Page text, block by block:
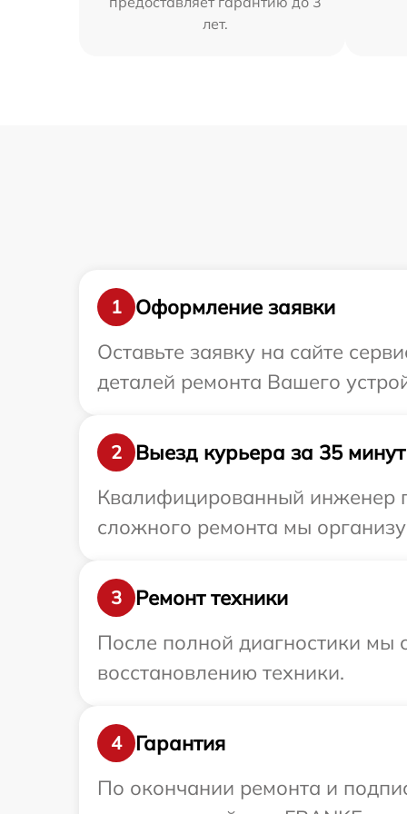
лет.
1
Оформление заявки
Оставьте заявку на сайте
деталей ремонта Вашего
2
Выезд курьера за 35 минут
Квалифицированный инженер
сложного ремонта мы
3
Ремонт техники
После полной диагностики мы
восстановлению техники.
4
Гарантия
По окончании ремонта и